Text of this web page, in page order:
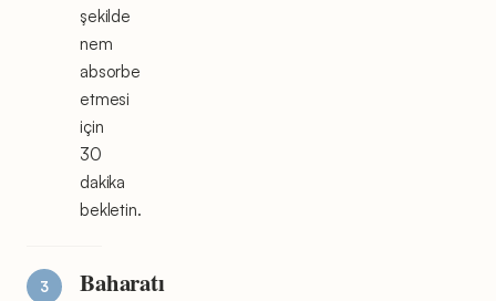
şekilde
nem
absorbe
etmesi
için
30
dakika
bekletin.
Baharatı